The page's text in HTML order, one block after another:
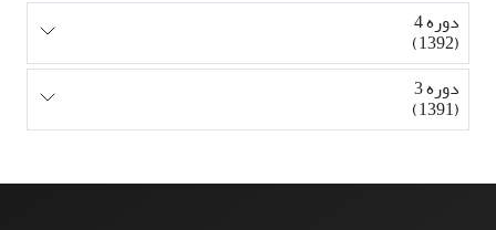
دوره 4
(1392)
دوره 3
(1391)